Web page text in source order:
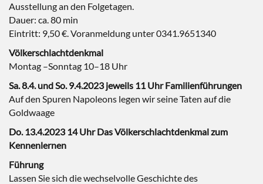
Ausstellung an den Folgetagen.
Dauer: ca. 80 min
Eintritt: 9,50 €. Voranmeldung unter 0341.9651340
Völkerschlachtdenkmal
Montag –Sonntag 10–18 Uhr
Sa. 8.4. und So. 9.4.2023 jeweils 11 Uhr Familienführungen
Auf den Spuren Napoleons legen wir seine Taten auf die
Goldwaage
Do. 13.4.2023 14 Uhr Das Völkerschlachtdenkmal zum
Kennenlernen
Führung
Lassen Sie sich die wechselvolle Geschichte des